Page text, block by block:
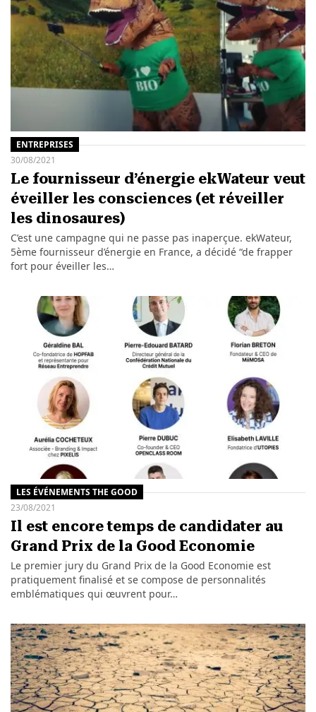
ENTREPRISES
30/08/2021
Le fournisseur d’énergie ekWateur veut
éveiller les consciences (et réveiller
les dinosaures)
C’est une campagne qui ne passe pas inaperçue. ekWateur,
5ème fournisseur d’énergie en France, a décidé “de frapper
fort pour éveiller les…
LES ÉVÉNEMENTS THE GOOD
23/08/2021
Il est encore temps de candidater au
Grand Prix de la Good Economie
Le premier jury du Grand Prix de la Good Economie est
pratiquement finalisé et se compose de personnalités
emblématiques qui œuvrent pour…